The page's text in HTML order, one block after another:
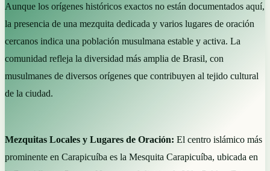
Aunque los orígenes históricos exactos no están documentados aquí,
la presencia de una mezquita dedicada y varios lugares de oración
cercanos indica una población musulmana estable y activa. La
comunidad refleja la diversidad más amplia de Brasil, con
musulmanes de diversos orígenes que contribuyen al tejido cultural
de la ciudad.
Mezquitas Locales y Lugares de Oración: El centro islámico más
prominente en Carapicuíba es la Mesquita Carapicuíba, ubicada en